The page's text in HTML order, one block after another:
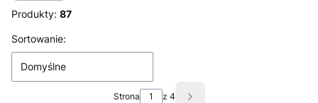
Produkty: 87
Lista produktów
Sortowanie:
Domyślne
Strona z 4